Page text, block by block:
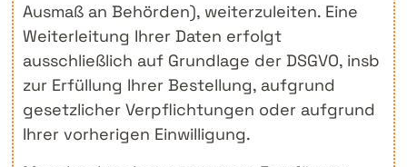
Ausmaß an Behörden), weiterzuleiten. Eine
Weiterleitung Ihrer Daten erfolgt
ausschließlich auf Grundlage der DSGVO, insb
zur Erfüllung Ihrer Bestellung, aufgrund
gesetzlicher Verpflichtungen oder aufgrund
Ihrer vorherigen Einwilligung.